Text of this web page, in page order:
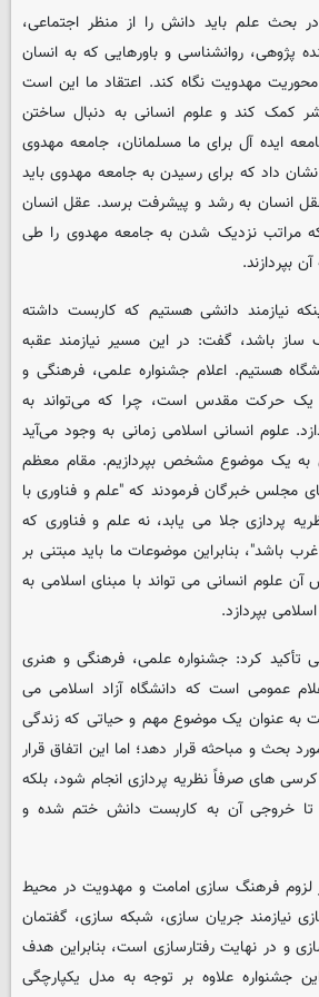
بحث علم باید دانش را از منظر اجتماعی،
پژوهی، روانشناسی و باورهایی که به انسان
مهدویت نگاه کند. اعتقاد ما این است
کمک کند و علوم انسانی به دنبال ساختن
ایده آل برای ما مسلمانان، جامعه مهدوی
داد که برای رسیدن به جامعه مهدوی باید
انسان به رشد و پیشرفت برسد. عقل انسان
مراتب نزدیک شدن به جامعه مهدوی را طی
بپردازند.
نیازمند دانشی هستیم که کاربست داشته
باشد، گفت: در این مسیر نیازمند عقبه
هستیم. اعلام جشنواره علمی، فرهنگی و
یک حرکت مقدس است، چرا که می‌تواند به
علوم انسانی اسلامی زمانی به وجود می‌آید
به یک موضوع مشخص بپردازیم. مقام معظم
مجلس خبرگان فرمودند که "علم و فناوری با
پردازی جلا می یابد، نه علم و فناوری که
باشد"، بنابراین موضوعات ما باید مبتنی بر
آن علوم انسانی می تواند با مبنای اسلامی به
بپردازد.
تأکید کرد: جشنواره علمی، فرهنگی و هنری
عمومی است که دانشگاه آزاد اسلامی می
به عنوان یک موضوع مهم و حیاتی که زندگی
بحث و مباحثه قرار دهد؛ اما این اتفاق قرار
های صرفاً نظریه پردازی انجام شود، بلکه
تا خروجی آن به کاربست دانش ختم شده و
لزوم فرهنگ سازی امامت و مهدویت در محیط
نیازمند جریان سازی، شبکه سازی، گفتمان
و در نهایت رفتارسازی است، بنابراین هدف
جشنواره علاوه بر توجه به مدل یکپارچگی